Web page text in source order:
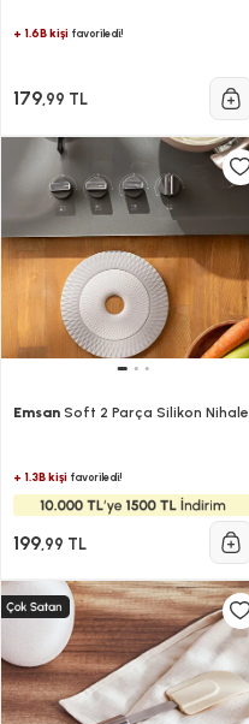
+ 1.6B kişi favoriledi!
179,99 TL
Emsan Soft 2 Parça Silikon Nihale
+ 1.3B kişi favoriledi!
199,99 TL